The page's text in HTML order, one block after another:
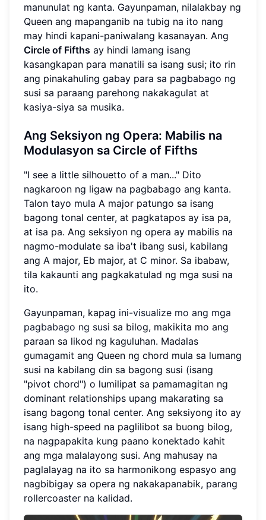
manunulat ng kanta. Gayunpaman, nilalakbay ng
Queen ang mapanganib na tubig na ito nang
may hindi kapani-paniwalang kasanayan. Ang
Circle of Fifths ay hindi lamang isang
kasangkapan para manatili sa isang susi; ito rin
ang pinakahuling gabay para sa pagbabago ng
susi sa paraang parehong nakakagulat at
kasiya-siya sa musika.
Ang Seksiyon ng Opera: Mabilis na
Modulasyon sa Circle of Fifths
"I see a little silhouetto of a man..." Dito
nagkaroon ng ligaw na pagbabago ang kanta.
Talon tayo mula A major patungo sa isang
bagong tonal center, at pagkatapos ay isa pa,
at isa pa. Ang seksiyon ng opera ay mabilis na
nagmo-modulate sa iba't ibang susi, kabilang
ang A major, Eb major, at C minor. Sa ibabaw,
tila kakaunti ang pagkakatulad ng mga susi na
ito.
Gayunpaman, kapag ini-visualize mo ang mga
pagbabago ng susi sa bilog, makikita mo ang
paraan sa likod ng kaguluhan. Madalas
gumagamit ang Queen ng chord mula sa lumang
susi na kabilang din sa bagong susi (isang
"pivot chord") o lumilipat sa pamamagitan ng
dominant relationships upang makarating sa
isang bagong tonal center. Ang seksiyong ito ay
isang high-speed na paglilibot sa buong bilog,
na nagpapakita kung paano konektado kahit
ang mga malalayong susi. Ang mahusay na
paglalayag na ito sa harmonikong espasyo ang
nagbibigay sa opera ng nakakapanabik, parang
rollercoaster na kalidad.